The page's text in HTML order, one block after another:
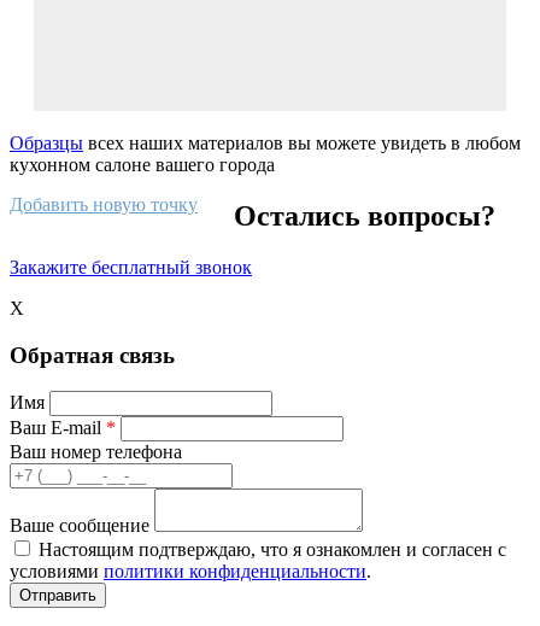
Образцы всех наших материалов вы можете увидеть в любом
кухонном салоне вашего города
Добавить новую точку
Остались вопросы?
Закажите бесплатный звонок
X
Обратная связь
Имя
Ваш E-mail *
Ваш номер телефона
Ваше сообщение
Настоящим подтверждаю, что я ознакомлен и согласен с
условиями политики конфиденциальности.